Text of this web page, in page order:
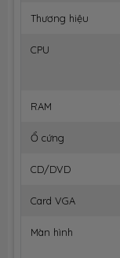
Thương hiệu
CPU
RAM
Ổ cứng
CD/DVD
Card VGA
Màn hình